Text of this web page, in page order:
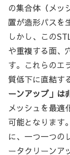
の集合体（メッ
置が造形パスを
しかし、この
や重複する面、
す。これらのエ
質低下に直結す
ーンアップ」は
メッシュを最適
可能となります
に、一つ一つの
ータクリーンア